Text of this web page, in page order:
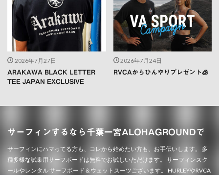
2026年7月27日
ARAKAWA BLACK LETTER
TEE JAPAN EXCLUSIVE
2026年7月24日
RVCAからひんやりプレゼント🧊
サーフィンするなら千葉一宮ALOHAGROUNDで
サーフィンにハマってる方も、コレから始めたい方も、お手伝いします。 多
種多様な試乗用サーフボードは無料でお試しいただけます。 サーフィンスク
ールやレンタル サーフボード＆ウェットスーツございます。 HURLEYやRVCA